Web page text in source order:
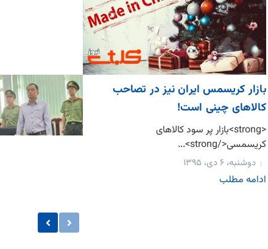
بازار کریسمس ایران نیز در تصاحب
کالاهای چینی است!
<strong>بازار پر سود کالاهای
کریسمسی</strong>...
دوشنبه، ۶ دی، ۱۳۹۵
ادامه مطلب